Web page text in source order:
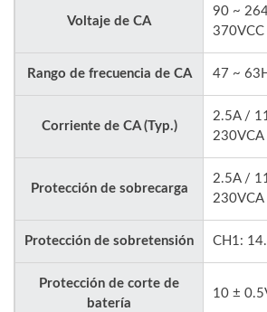
Voltaje de CA
90 ~
370VCC
Rango de frecuencia de CA 47 ~
Corriente de CA (Typ.)
2.5A /
230VCA
Protección de sobrecarga
2.5A /
230VCA
Protección de sobretensión CH1:
Protección de corte de
batería
10 ±